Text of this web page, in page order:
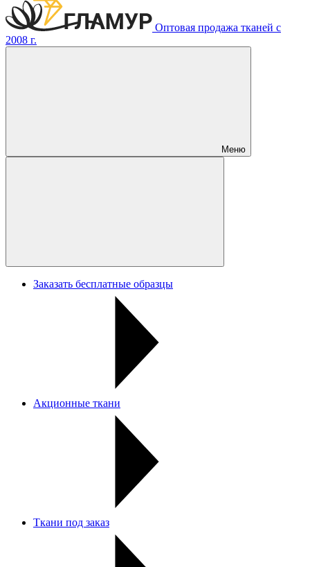
Оптовая продажа тканей с
2008 г.
Меню
Заказать бесплатные образцы
Акционные ткани
Ткани под заказ